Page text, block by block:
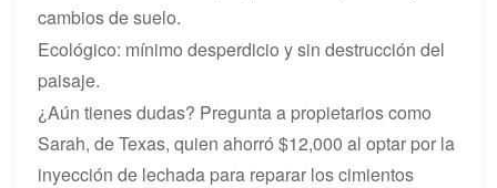
cambios de suelo.
Ecológico: mínimo desperdicio y sin destrucción del
paisaje.
¿Aún tienes dudas? Pregunta a propietarios como
Sarah, de Texas, quien ahorró $12,000 al optar por la
inyección de lechada para reparar los cimientos